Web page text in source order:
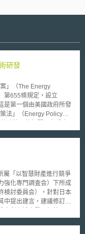
研發
」（The Energy
第655條規定，設立
是第一個由美國政府所發
法」（Energy Policy
供獎金。因此，為了促進
此能源部希望在固態照
的發展造成挑戰，因為
泡與PAR 38滷素燈泡。
為此種燈泡是消費者最普
得此獎項的要求，必須
能源。該競賽已於2011
簽署採購合約。該產品預
「以智慧財產進行競爭
強化専門調査会）下所成
検討委員会），針對日本
中提出建言，建議修訂專
物副作用或提升服藥後生